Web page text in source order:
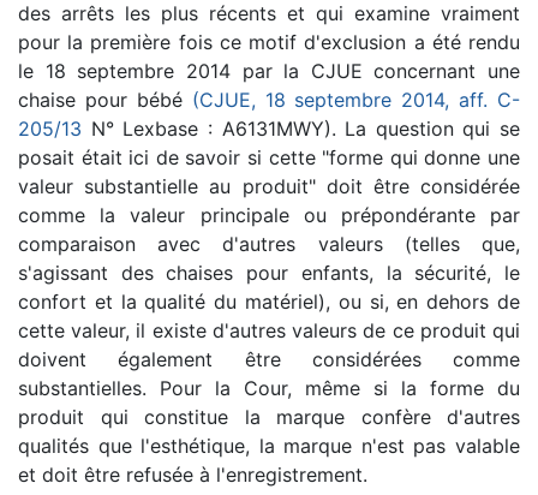
des arrêts les plus récents et qui examine vraiment
pour la première fois ce motif d'exclusion a été rendu
le 18 septembre 2014 par la CJUE concernant une
chaise pour bébé (CJUE, 18 septembre 2014, aff. C-
205/13 N° Lexbase : A6131MWY). La question qui se
posait était ici de savoir si cette "forme qui donne une
valeur substantielle au produit" doit être considérée
comme la valeur principale ou prépondérante par
comparaison avec d'autres valeurs (telles que,
s'agissant des chaises pour enfants, la sécurité, le
confort et la qualité du matériel), ou si, en dehors de
cette valeur, il existe d'autres valeurs de ce produit qui
doivent également être considérées comme
substantielles. Pour la Cour, même si la forme du
produit qui constitue la marque confère d'autres
qualités que l'esthétique, la marque n'est pas valable
et doit être refusée à l'enregistrement.